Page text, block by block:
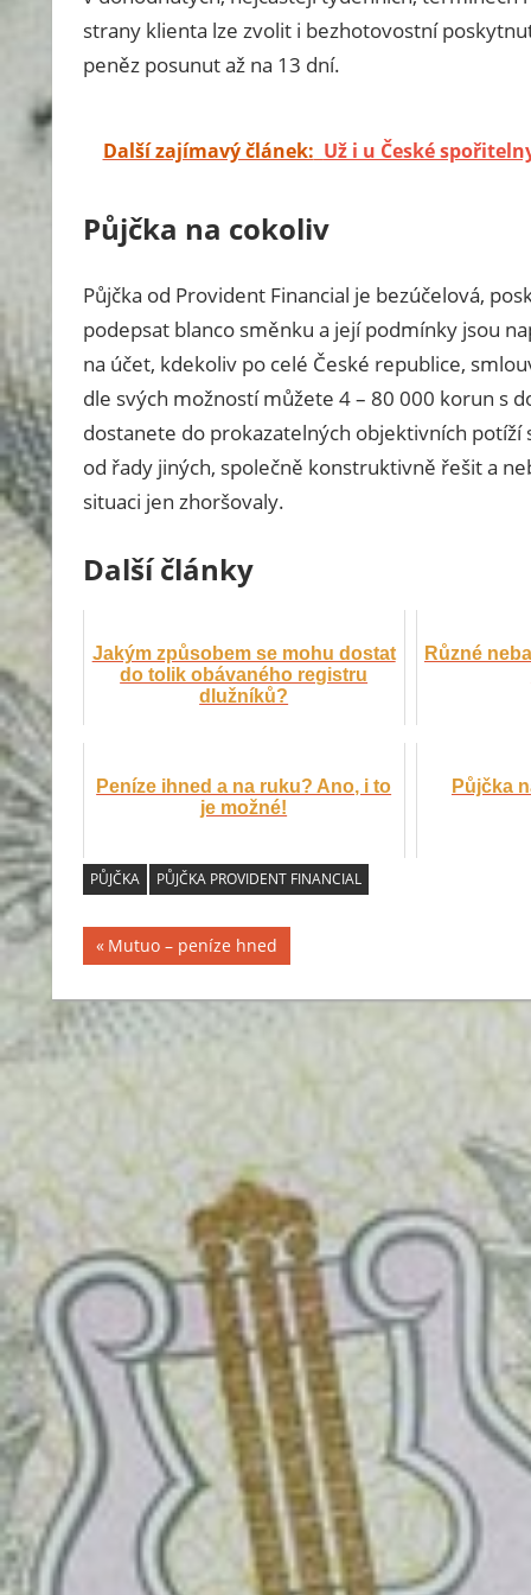
strany klienta lze zvolit i bezhotovostní
peněz posunut až na 13 dní.
Další zajímavý článek: Už i u České
Půjčka na cokoliv
Půjčka od Provident Financial je bezúčelová,
podepsat blanco směnku a její podmínky jsou
na účet, kdekoliv po celé České republice,
dle svých možností můžete 4 – 80 000 korun s
dostanete do prokazatelných objektivních
od řady jiných, společně konstruktivně řešit a
situaci jen zhoršovaly.
Další články
Jakým způsobem se mohu dostat
do tolik obávaného registru
dlužníků?
Různé
Peníze ihned a na ruku? Ano, i to
je možné!
Půjčka
PŮJČKA PŮJČKA PROVIDENT FINANCIAL
Navigace
pro
příspěvek
Previous
Mutuo – peníze hned